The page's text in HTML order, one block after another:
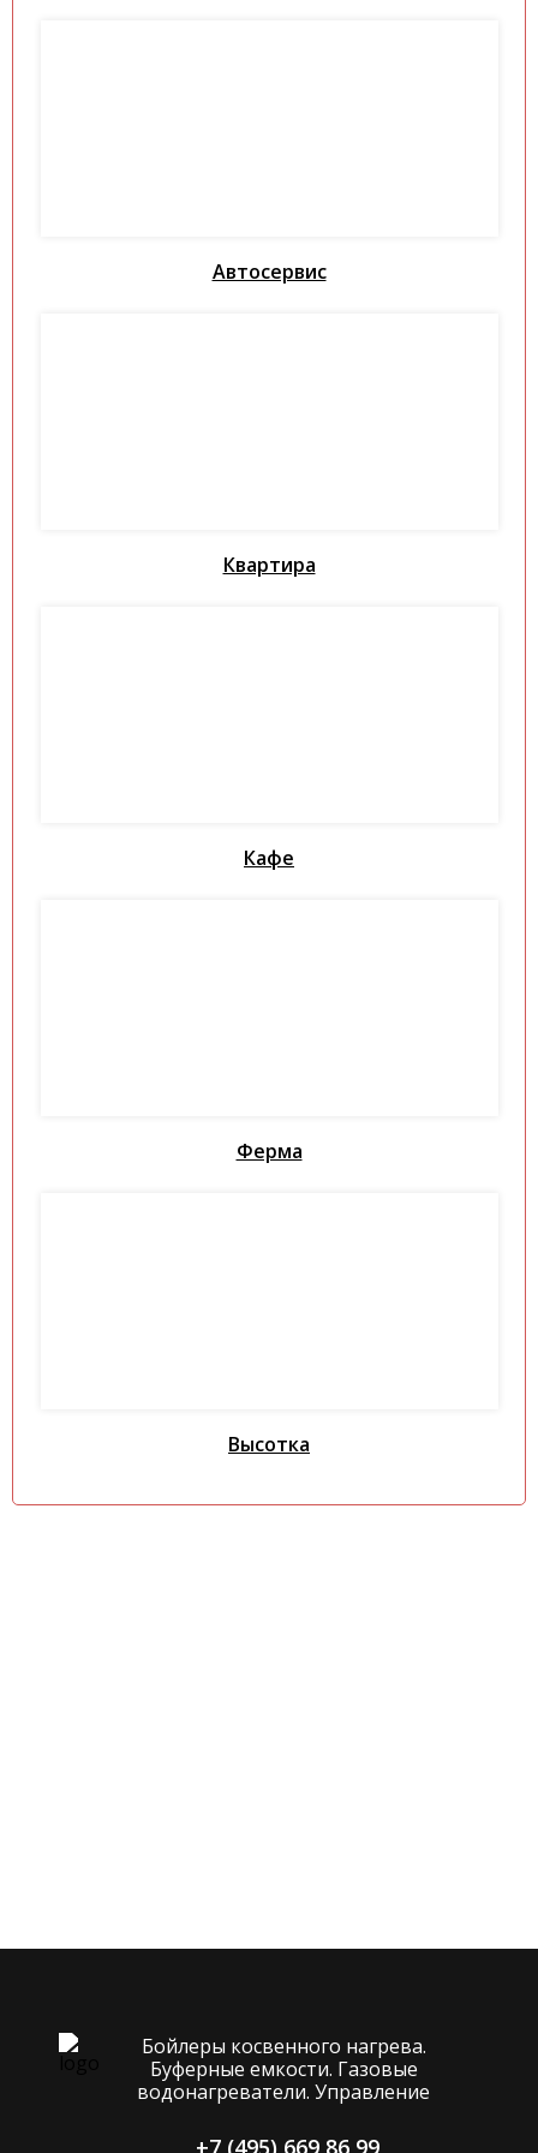
Автосервис
Квартира
Кафе
Ферма
Высотка
Бойлеры косвенного нагрева.
Буферные емкости. Газовые
водонагреватели. Управление
+7 (495) 669 86 99